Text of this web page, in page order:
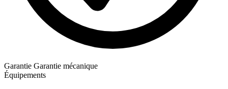
Garantie Garantie mécanique
Équipements